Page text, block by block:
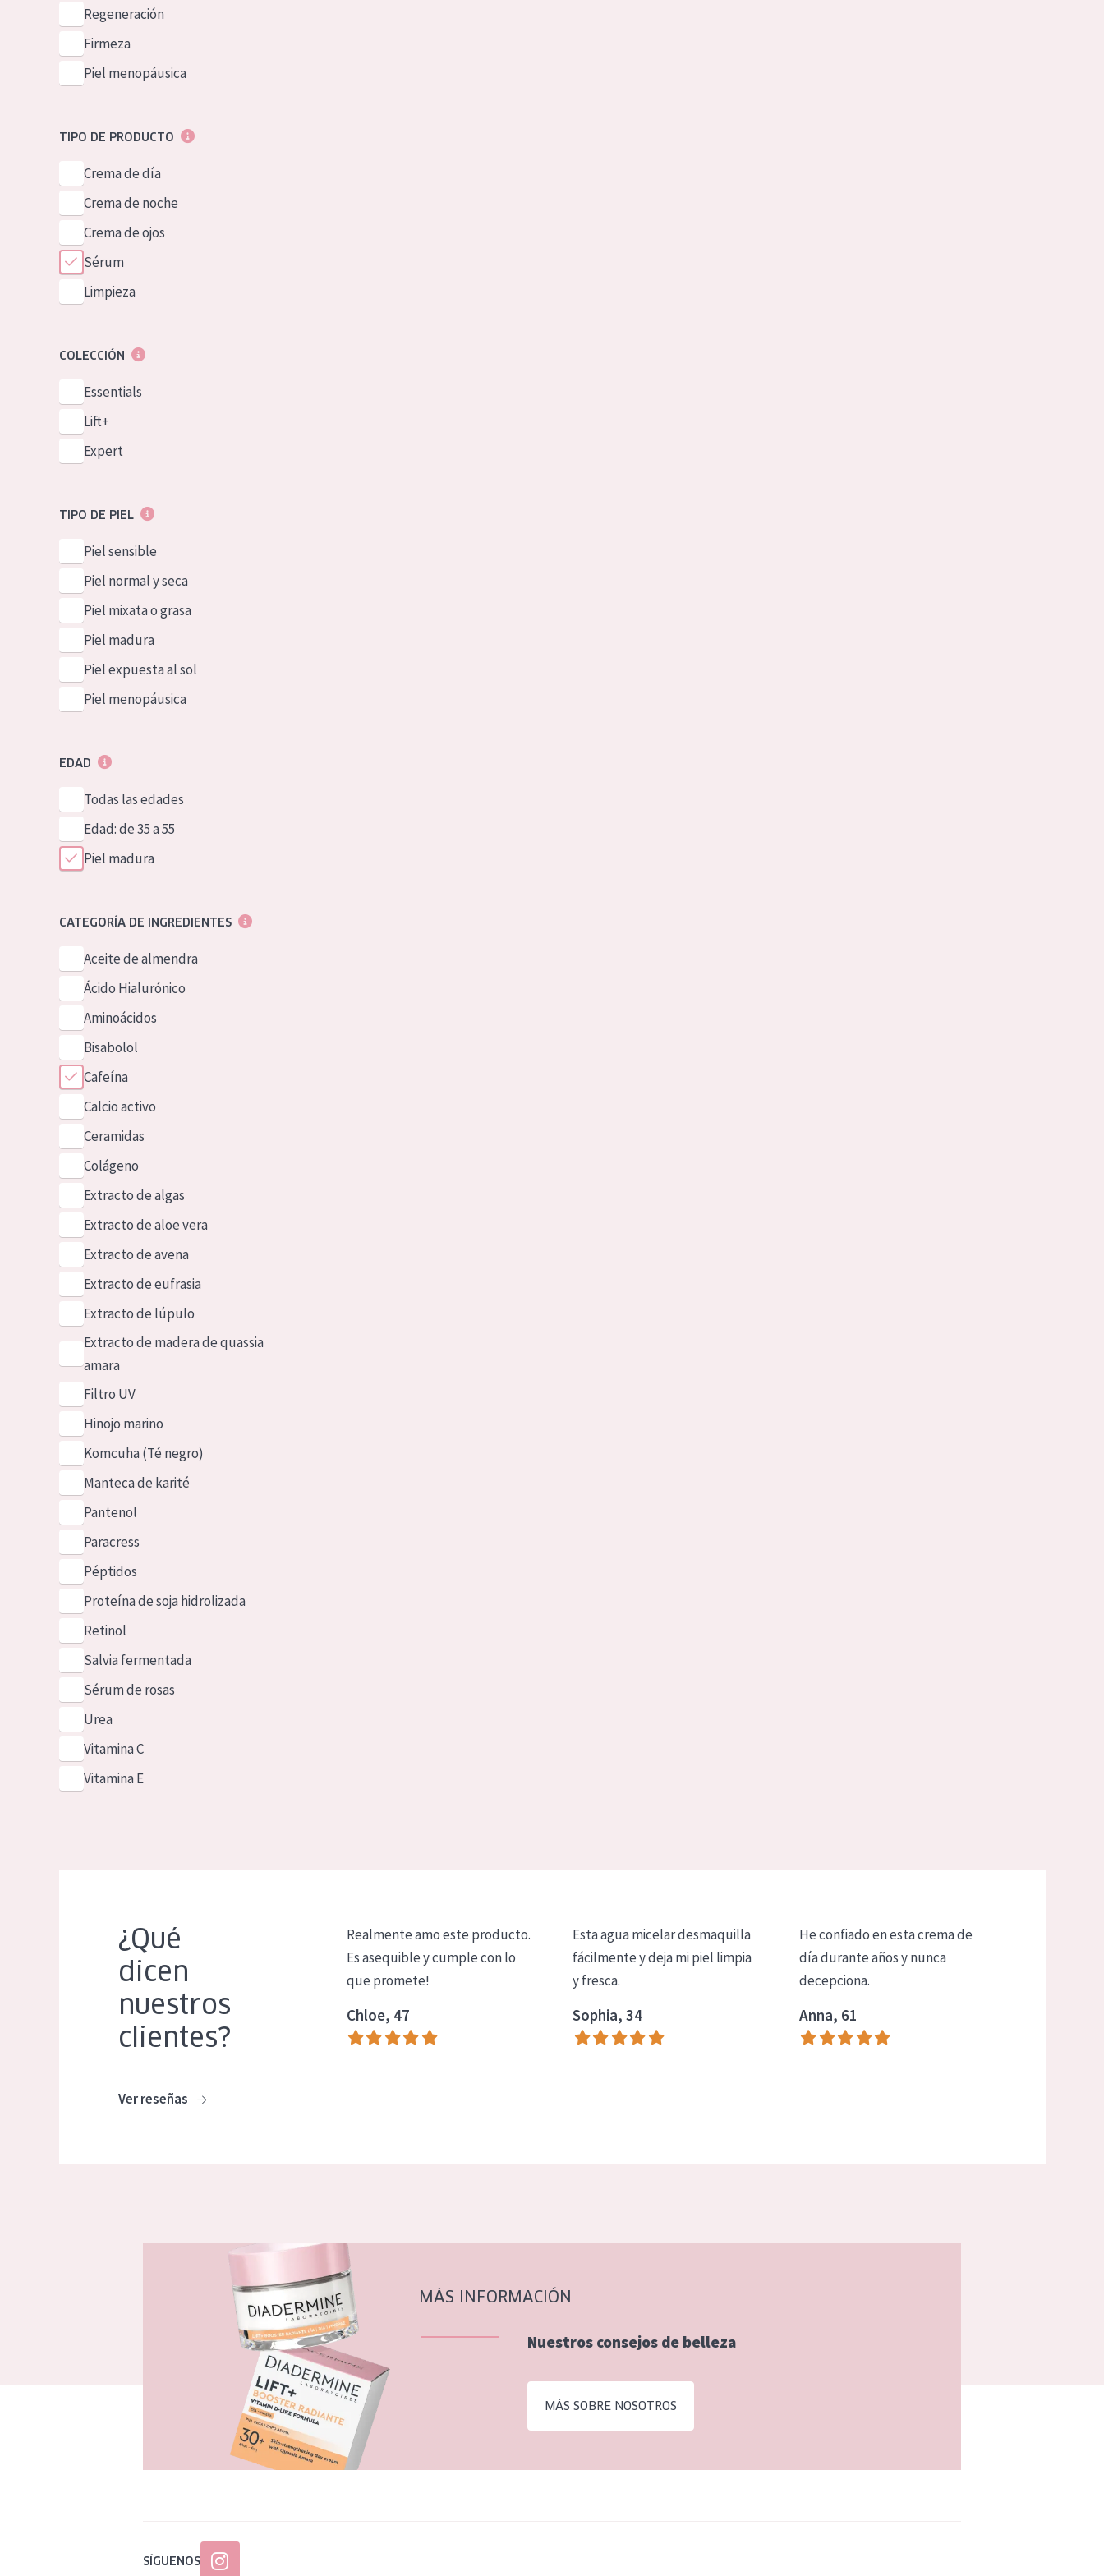
German
Spanish
Greek
Regeneración
Firmeza
Piel menopáusica
TIPO DE PRODUCTO
Crema de día
Crema de noche
Crema de ojos
Sérum
Limpieza
COLECCIÓN
Essentials
Lift+
Expert
TIPO DE PIEL
Piel sensible
Piel normal y seca
Piel mixata o grasa
Piel madura
Piel expuesta al sol
Piel menopáusica
EDAD
Todas las edades
Edad: de 35 a 55
Piel madura
CATEGORÍA DE INGREDIENTES
Aceite de almendra
Ácido Hialurónico
Aminoácidos
Bisabolol
Cafeína
Calcio activo
Ceramidas
Colágeno
Extracto de algas
Extracto de aloe vera
Extracto de avena
Extracto de eufrasia
Extracto de lúpulo
Extracto de madera de quassia
amara
Filtro UV
Hinojo marino
Komcuha (Té negro)
Manteca de karité
Pantenol
Paracress
Péptidos
Proteína de soja hidrolizada
Retinol
Salvia fermentada
Sérum de rosas
Urea
Vitamina C
Vitamina E
¿Qué
dicen
nuestros
clientes?
Ver reseñas
Realmente amo este producto.
Es asequible y cumple con lo
que promete!
Chloe, 47
Esta agua micelar desmaquilla
fácilmente y deja mi piel limpia
y fresca.
Sophia, 34
He confiado en esta crema de
día durante años y nunca
decepciona.
Anna, 61
MÁS INFORMACIÓN
Nuestros consejos de belleza
MÁS SOBRE NOSOTROS
SÍGUENOS